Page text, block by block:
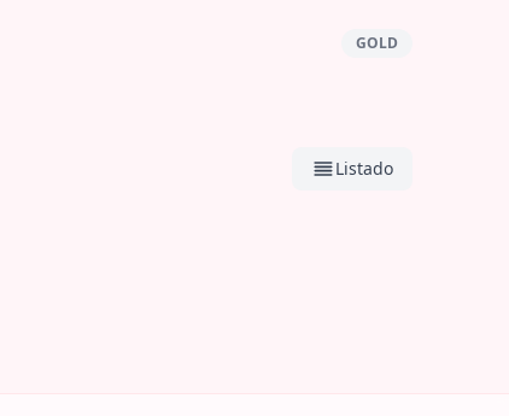
GOLD
Listado